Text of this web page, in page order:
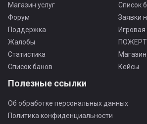
Магазин услуг
Форум
Поддержка
Жалобы
Статистика
Список банов
Список
Заявки
Игровая
Магазин
Кейсы
Полезные ссылки
Об обработке персональных данных
Политика конфиденциальности